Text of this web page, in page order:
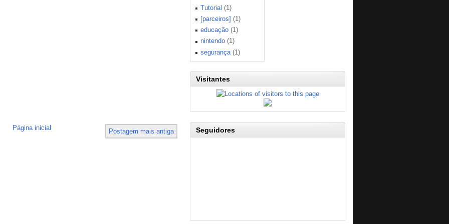
Postagem mais antiga
Página inicial
Tutorial (1)
[parceiros] (1)
educação (1)
nintendo (1)
segurança (1)
Visitantes
Seguidores